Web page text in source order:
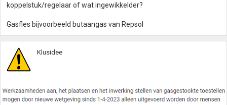
koppelstuk/regelaar of wat ingewikkelder?
Gasfles bijvoorbeeld butaangas van Repsol
Klusidee